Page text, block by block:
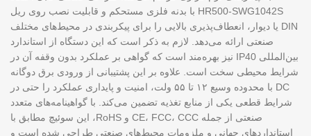
HR500-SWG1042S با بدنه فلزی مستحکم و قابلیت نصب روی ریل
DIN یا دیوار، انعطاف‌پذیری بالایی را برای پیکربندی در محیط‌های مختلف
صنعتی ارائه می‌دهد. لازم به ذکر است که این دستگاه از استاندارد
بین‌المللی IP40 نیز بهره‌مند است که گواهی بر عملکرد بدون وقفه آن در
شرایط محیطی سخت است. علاوه بر این پشتیبانی از ورودی برق دوگانه
DC با محدوده وسیع ۱۲ تا ۵۵ ولت، امنیت و پایداری عملکرد را حتی در
شرایط قطعی یکی از منابع تغذیه تضمین می‌کند. با گواهینامه‌های متعدد
صنعتی از جمله CE، FCC، CCC و RoHS، این سوئیچ مطابق با
استانداردهای جهانی و ملزومات محیط‌های صنعتی طراحی شده است و